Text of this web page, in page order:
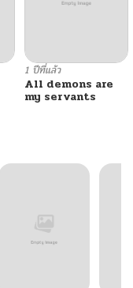
1 ปีที่แล้ว
All demons are
my servants